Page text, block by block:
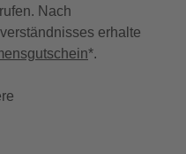
Nach
erhalte
*.